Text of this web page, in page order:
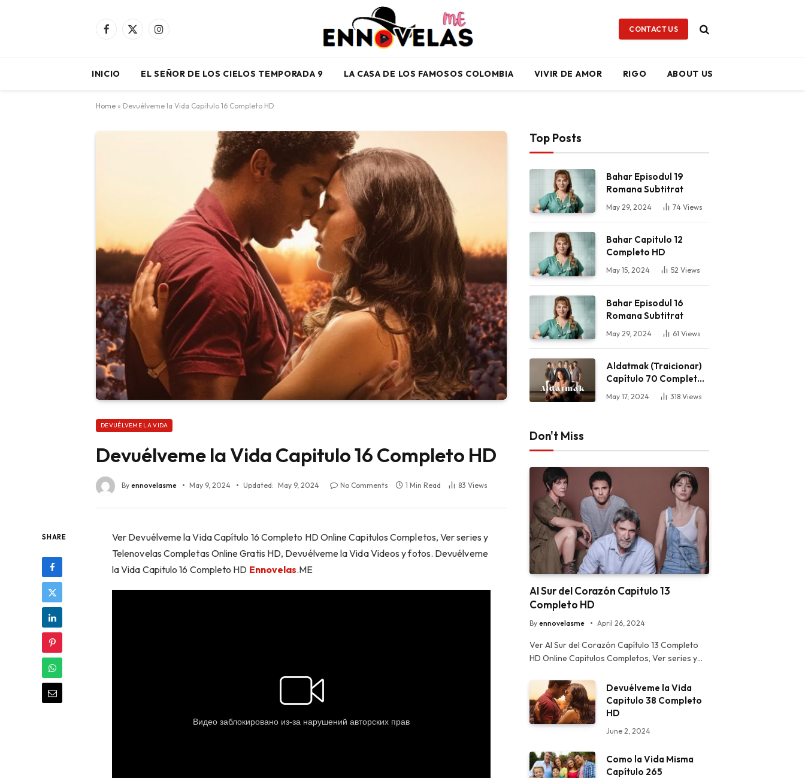
Facebook
X
Instagram CONTACT US
INICIO EL SEÑOR DE LOS CIELOS TEMPORADA 9 LA CASA DE LOS FAMOSOS COLOMBIA VIVIR DE AMOR RIGO ABOUT US
Home » Devuélveme la Vida Capitulo 16 Completo HD
DEVUÉLVEME LA VIDA
Devuélveme la Vida Capitulo 16 Completo HD
By ennovelasme May 9, 2024 Updated: May 9, 2024 No Comments 1 Min Read 83 Views
SHARE
Ver Devuélveme la Vida Capítulo 16 Completo HD Online Capitulos Completos, Ver series y
Telenovelas Completas Online Gratis HD, Devuélveme la Vida Videos y fotos. Devuélveme
la Vida Capitulo 16 Completo HD Ennovelas.ME
Top Posts
Bahar Episodul 19
Romana Subtitrat
May 29, 2024 74 Views
Bahar Capitulo 12
Completo HD
May 15, 2024 52 Views
Bahar Episodul 16
Romana Subtitrat
May 29, 2024 61 Views
Aldatmak (Traicionar)
Capítulo 70 Completo
HD
May 17, 2024 318 Views
Don't Miss
Al Sur del Corazón Capitulo 13
Completo HD
By ennovelasme April 26, 2024
Ver Al Sur del Corazón Capítulo 13 Completo
HD Online Capitulos Completos, Ver series y…
Devuélveme la Vida
Capitulo 38 Completo
HD
June 2, 2024
Como la Vida Misma
Capítulo 265